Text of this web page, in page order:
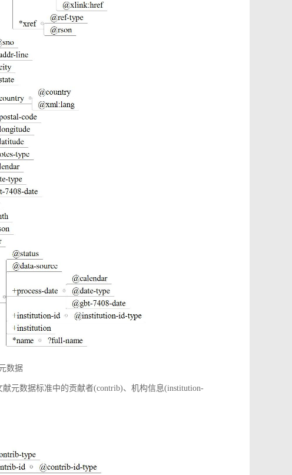
数据
元数据标准中的贡献者(contrib)、机构信息(institution-